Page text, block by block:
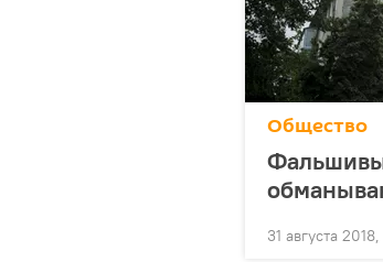
Общество
31 августа